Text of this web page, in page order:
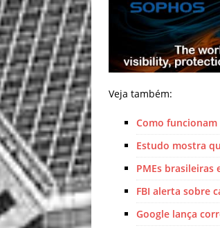
Veja também:
Como funcionam
Estudo mostra
PMEs
FBI alerta sobre
Google lança